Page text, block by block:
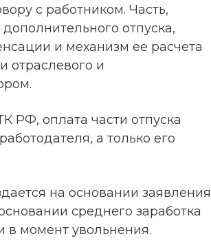
с работником. Часть,
отпуска,
и механизм ее расчета
отраслевого и
РФ, оплата части отпуска
а только его
на основании заявления
среднего заработка
в момент увольнения.